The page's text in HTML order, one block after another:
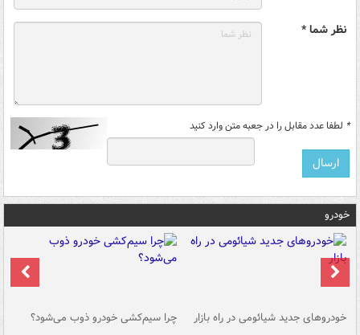
نظر شما *
* لطفا عدد مقابل را در جعبه متن وارد کنید
خودرو
خودروهای جدید شیائومی در راه بازار چرا سیم‌کشی خودرو ذوب می‌شود؟